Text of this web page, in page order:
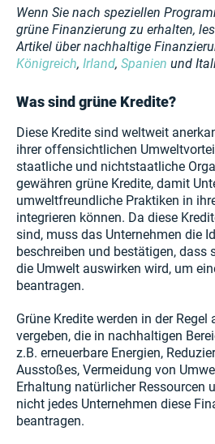
Wenn Sie nach speziellen
grüne Finanzierung zu erhalten,
Artikel über nachhaltige
Königreich, Irland, Spanien und
Was sind grüne Kredite?
Diese Kredite sind weltweit
ihrer offensichtlichen
staatliche und nichtstaatliche
gewähren grüne Kredite, damit
umweltfreundliche Praktiken in
integrieren können. Da diese
sind, muss das Unternehmen die
beschreiben und bestätigen, dass
die Umwelt auswirken wird, um
beantragen.
Grüne Kredite werden in der Regel
vergeben, die in nachhaltigen
z.B. erneuerbare Energien,
Ausstoßes, Vermeidung von
Erhaltung natürlicher Ressourcen
nicht jedes Unternehmen diese
beantragen.